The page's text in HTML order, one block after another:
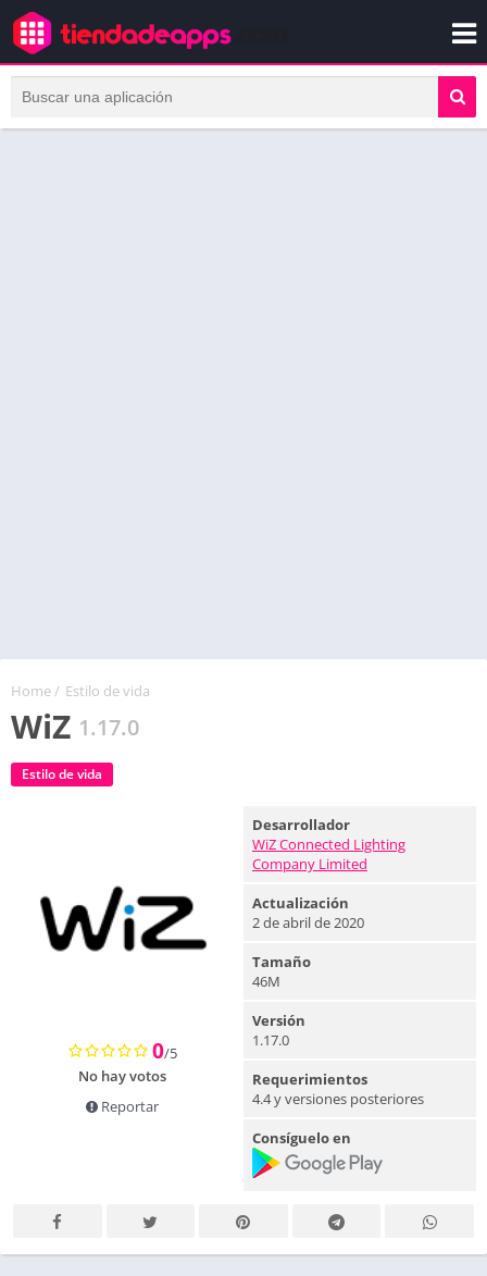
Home/ Estilo de vida
WiZ 1.17.0
Estilo de vida
0/5
No hay votos
Reportar
Desarrollador
WiZ Connected Lighting
Company Limited
Actualización
2 de abril de 2020
Tamaño
46M
Versión
1.17.0
Requerimientos
4.4 y versiones posteriores
Consíguelo en